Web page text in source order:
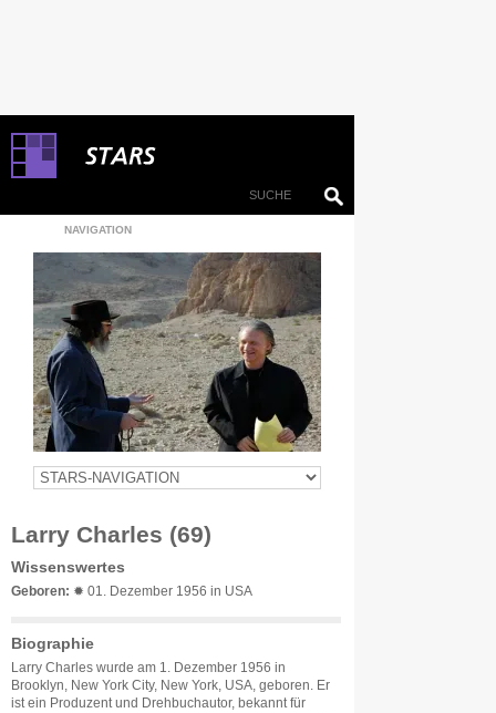
NAVIGATION
Larry Charles (69)
Wissenswertes
Geboren: ✹ 01. Dezember 1956 in USA
Biographie
Larry Charles wurde am 1. Dezember 1956 in
Brooklyn, New York City, New York, USA, geboren. Er
ist ein Produzent und Drehbuchautor, bekannt für